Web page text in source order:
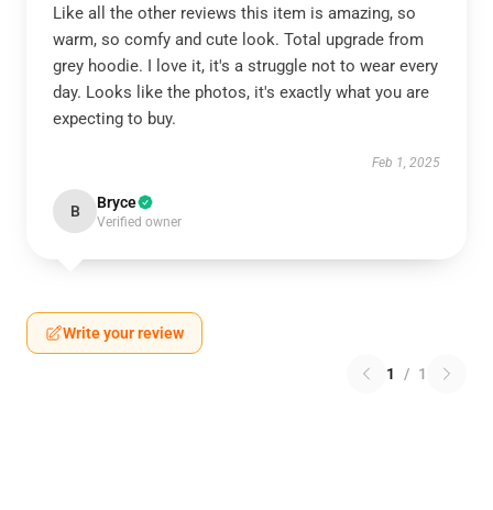
Like all the other reviews this item is amazing, so
warm, so comfy and cute look. Total upgrade from
grey hoodie. I love it, it's a struggle not to wear every
day. Looks like the photos, it's exactly what you are
expecting to buy.
Feb 1, 2025
B Bryce
Verified owner
Write your review
1 / 1